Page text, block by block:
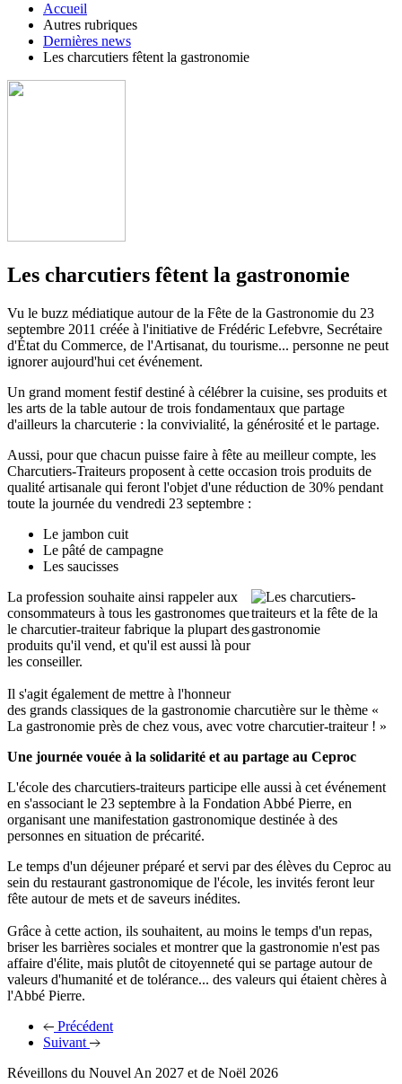
Accueil
Autres rubriques
Dernières news
Les charcutiers fêtent la gastronomie
Les charcutiers fêtent la gastronomie
Vu le buzz médiatique autour de la Fête de la Gastronomie du 23
septembre 2011 créée à l'initiative de Frédéric Lefebvre, Secrétaire
d'État du Commerce, de l'Artisanat, du tourisme... personne ne peut
ignorer aujourd'hui cet événement.
Un grand moment festif destiné à célébrer la cuisine, ses produits et
les arts de la table autour de trois fondamentaux que partage
d'ailleurs la charcuterie : la convivialité, la générosité et le partage.
Aussi, pour que chacun puisse faire à fête au meilleur compte, les
Charcutiers-Traiteurs proposent à cette occasion trois produits de
qualité artisanale qui feront l'objet d'une réduction de 30% pendant
toute la journée du vendredi 23 septembre :
Le jambon cuit
Le pâté de campagne
Les saucisses
La profession souhaite ainsi rappeler aux
consommateurs à tous les gastronomes que
le charcutier-traiteur fabrique la plupart des
produits qu'il vend, et qu'il est aussi là pour
les conseiller.
Il s'agit également de mettre à l'honneur
des grands classiques de la gastronomie charcutière sur le thème «
La gastronomie près de chez vous, avec votre charcutier-traiteur ! »
Une journée vouée à la solidarité et au partage au Ceproc
L'école des charcutiers-traiteurs participe elle aussi à cet événement
en s'associant le 23 septembre à la Fondation Abbé Pierre, en
organisant une manifestation gastronomique destinée à des
personnes en situation de précarité.
Le temps d'un déjeuner préparé et servi par des élèves du Ceproc au
sein du restaurant gastronomique de l'école, les invités feront leur
fête autour de mets et de saveurs inédites.
Grâce à cette action, ils souhaitent, au moins le temps d'un repas,
briser les barrières sociales et montrer que la gastronomie n'est pas
affaire d'élite, mais plutôt de citoyenneté qui se partage autour de
valeurs d'humanité et de tolérance... des valeurs qui étaient chères à
l'Abbé Pierre.
Précédent
Suivant
Réveillons du Nouvel An 2027 et de Noël 2026